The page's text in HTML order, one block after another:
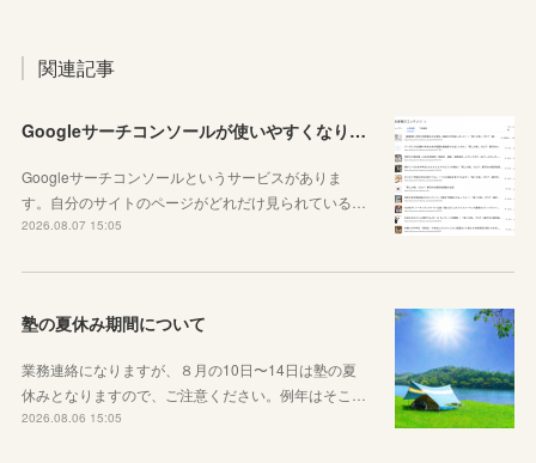
関連記事
Googleサーチコンソールが使いやすくなりました！YouTubeも見れるように！
Googleサーチコンソールというサービスがありま
す。自分のサイトのページがどれだけ見られている…
2026.08.07 15:05
塾の夏休み期間について
業務連絡になりますが、８月の10日〜14日は塾の夏
休みとなりますので、ご注意ください。例年はそこ…
2026.08.06 15:05